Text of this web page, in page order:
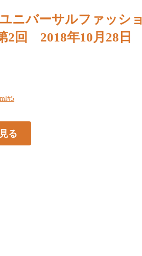
ニバーサルファッショ
2回 2018年10月28日
る